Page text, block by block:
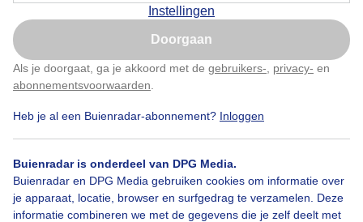
Instellingen
Doorgaan
Als je doorgaat, ga je akkoord met de gebruikers- privacy- en
abonnementsvoorwaarden
Heb je al een Buienradar-abonnement? Inloggen
Buienradar is onderdeel van DPG Media.
Buienradar en DPG Media gebruiken cookies om informatie over
je apparaat, locatie, browser en surfgedrag te verzamelen. Deze
informatie combineren we met de gegevens die je zelf deelt met
Door: Simone Genna Wiersma Gemaakt: 05-06-2026, 30x bekeken
Regenmeter Zomer Regen
Bekijk slideshow
Nu niet, misschien later
Klik hierom dit aan te passen